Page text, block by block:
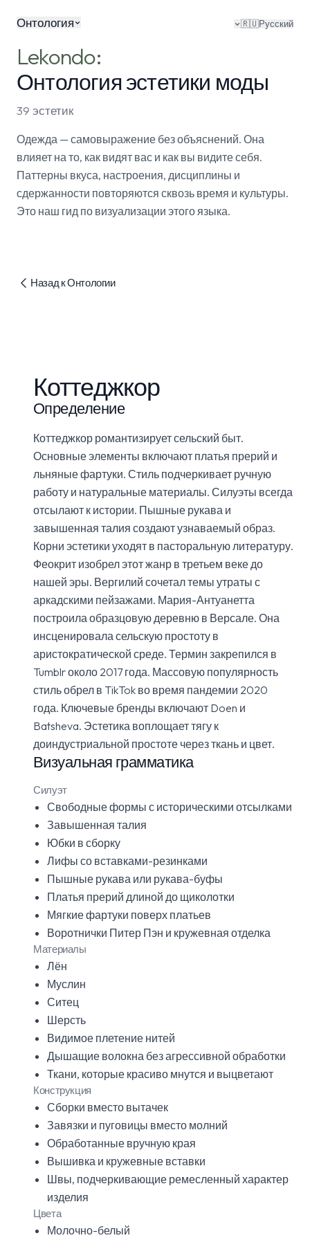
Онтология 🇷🇺Русский
Lekondo:
Онтология эстетики моды
39 эстетик
Одежда — самовыражение без объяснений. Она
влияет на то, как видят вас и как вы видите себя.
Паттерны вкуса, настроения, дисциплины и
сдержанности повторяются сквозь время и культуры.
Это наш гид по визуализации этого языка.
Назад к Онтологии
Коттеджкор
Определение
Коттеджкор романтизирует сельский быт.
Основные элементы включают платья прерий и
льняные фартуки. Стиль подчеркивает ручную
работу и натуральные материалы. Силуэты всегда
отсылают к истории. Пышные рукава и
завышенная талия создают узнаваемый образ.
Корни эстетики уходят в пасторальную литературу.
Феокрит изобрел этот жанр в третьем веке до
нашей эры. Вергилий сочетал темы утраты с
аркадскими пейзажами. Мария-Антуанетта
построила образцовую деревню в Версале. Она
инсценировала сельскую простоту в
аристократической среде. Термин закрепился в
Tumblr около 2017 года. Массовую популярность
стиль обрел в TikTok во время пандемии 2020
года. Ключевые бренды включают Doen и
Batsheva. Эстетика воплощает тягу к
доиндустриальной простоте через ткань и цвет.
Визуальная грамматика
Силуэт
Свободные формы с историческими отсылками
Завышенная талия
Юбки в сборку
Лифы со вставками-резинками
Пышные рукава или рукава-буфы
Платья прерий длиной до щиколотки
Мягкие фартуки поверх платьев
Воротнички Питер Пэн и кружевная отделка
Материалы
Лён
Муслин
Ситец
Шерсть
Видимое плетение нитей
Дышащие волокна без агрессивной обработки
Ткани, которые красиво мнутся и выцветают
Конструкция
Сборки вместо вытачек
Завязки и пуговицы вместо молний
Обработанные вручную края
Вышивка и кружевные вставки
Швы, подчеркивающие ремесленный характер
изделия
Цвета
Молочно-белый